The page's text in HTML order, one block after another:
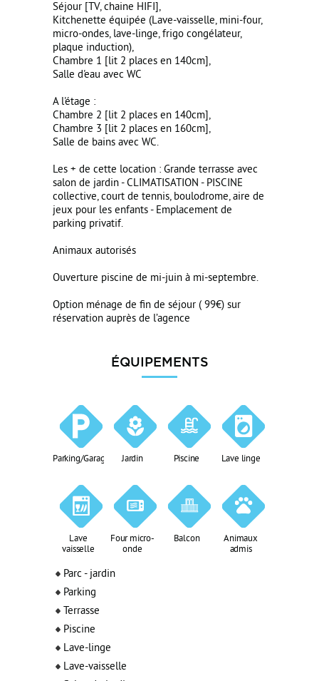
Séjour [TV, chaine HIFI],
Kitchenette équipée (Lave-vaisselle, mini-four,
micro-ondes, lave-linge, frigo congélateur,
plaque induction),
Chambre 1 [lit 2 places en 140cm],
Salle d'eau avec WC
A l'étage :
Chambre 2 [lit 2 places en 140cm],
Chambre 3 [lit 2 places en 160cm],
Salle de bains avec WC.
Les + de cette location : Grande terrasse avec
salon de jardin - CLIMATISATION - PISCINE
collective, court de tennis, boulodrome, aire de
jeux pour les enfants - Emplacement de
parking privatif.
Animaux autorisés
Ouverture piscine de mi-juin à mi-septembre.
Option ménage de fin de séjour ( 99€) sur
réservation auprès de l’agence
ÉQUIPEMENTS
Parking/Garage Jardin Piscine Lave linge
Lave
vaisselle
Four micro-
onde
Balcon
Animaux
admis
Parc - jardin
Parking
Terrasse
Piscine
Lave-linge
Lave-vaisselle